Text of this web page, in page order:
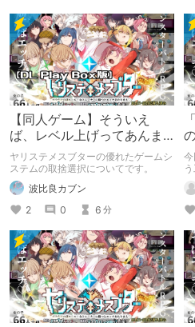
【同人ゲーム】そういえ
ば、レベル上げってあんま
りしたくないかも
ヤリステメスブターの優れたゲームシ
ステムの取捨選択についてです。
波比良カブン
2
0 6 分